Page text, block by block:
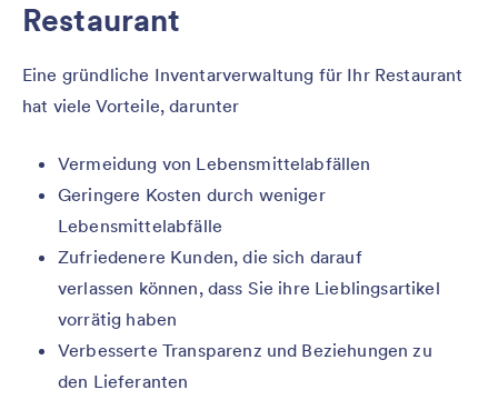
Restaurant
Eine gründliche Inventarverwaltung für Ihr Restaurant
hat viele Vorteile, darunter
Vermeidung von Lebensmittelabfällen
Geringere Kosten durch weniger
Lebensmittelabfälle
Zufriedenere Kunden, die sich darauf
verlassen können, dass Sie ihre Lieblingsartikel
vorrätig haben
Verbesserte Transparenz und Beziehungen zu
den Lieferanten